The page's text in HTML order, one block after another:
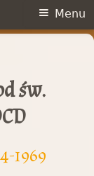
św.
1969
Menu